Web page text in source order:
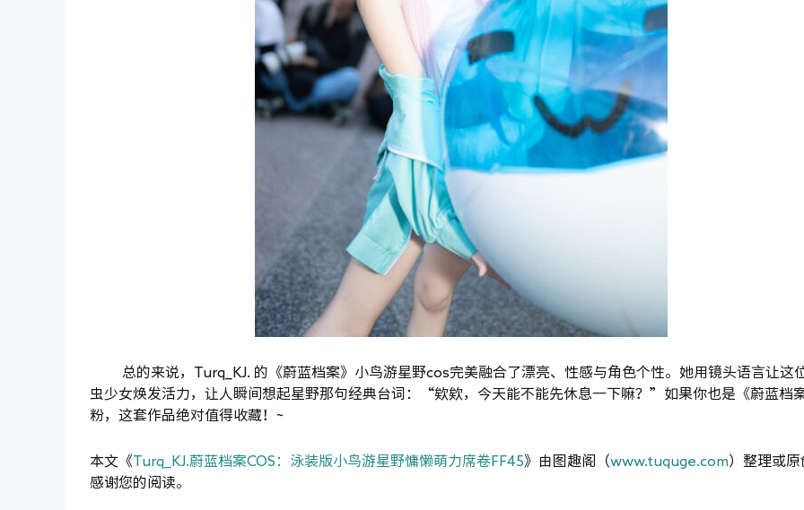
总的来说，Turq_KJ. 的《蔚蓝档案》小鸟游星野cos完美融合了漂亮、性感与角色个性。她用镜头语言让这
虫少女焕发活力，让人瞬间想起星野那句经典台词：“欸欸，今天能不能先休息一下嘛？”如果你也是《蔚蓝档
粉，这套作品绝对值得收藏！~
本文《Turq_KJ.蔚蓝档案COS：泳装版小鸟游星野慵懒萌力席卷FF45》由图趣阁（www.tuquge.com）整理或原
感谢您的阅读。